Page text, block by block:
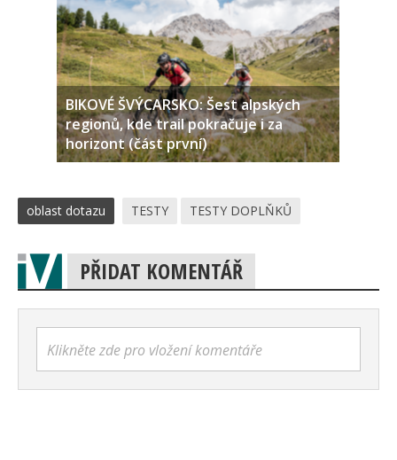
BIKOVÉ ŠVÝCARSKO: Šest alpských
regionů, kde trail pokračuje i za
horizont (část první)
oblast dotazu TESTY TESTY DOPLŇKŮ
PŘIDAT KOMENTÁŘ
Klikněte zde pro vložení komentáře